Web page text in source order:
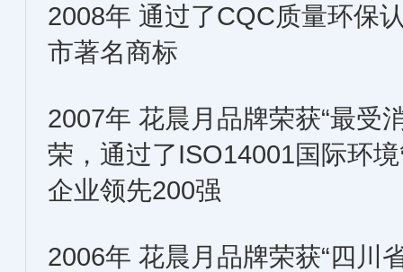
2008年 通过了CQC质量环保
市著名商标
2007年 花晨月品牌荣获“最受
荣，通过了ISO14001国际环
企业领先200强
2006年 花晨月品牌荣获“四川